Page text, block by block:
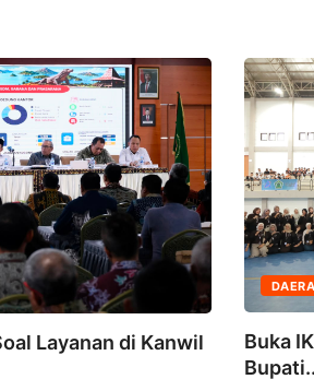
Layanan di Kanwil
Buka